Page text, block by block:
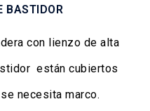
BASTIDOR
con lienzo de alta
están cubiertos
necesita marco.